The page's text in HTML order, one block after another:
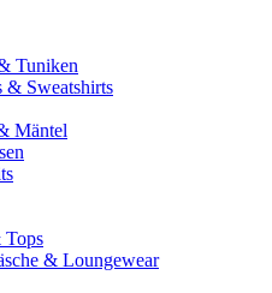
Tuniken
& Sweatshirts
Mäntel
Tops
& Loungewear